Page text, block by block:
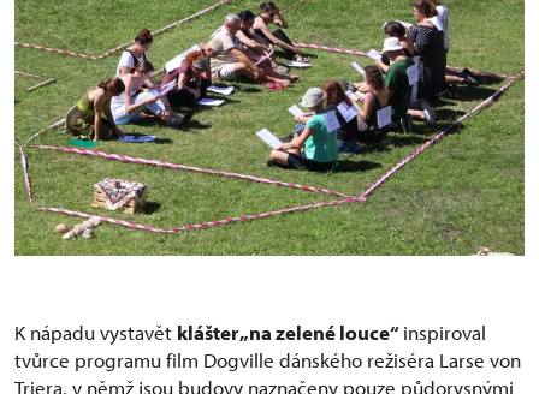
K nápadu vystavět klášter „na zelené louce“inspiroval
tvůrce programu film Dogville dánského režiséra Larse von
Triera, v němž jsou budovy naznačeny pouze půdorysnými